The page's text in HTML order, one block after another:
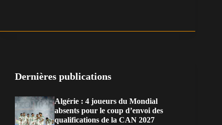
Dernières publications
Algérie : 4 joueurs du Mondial
absents pour le coup d’envoi des
qualifications de la CAN 2027